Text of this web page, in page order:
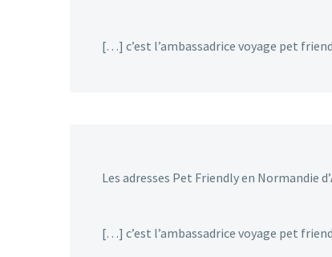
[…] c’est l’ambassadrice voyage pet
Les adresses Pet Friendly en Normandie
[…] c’est l’ambassadrice voyage pet